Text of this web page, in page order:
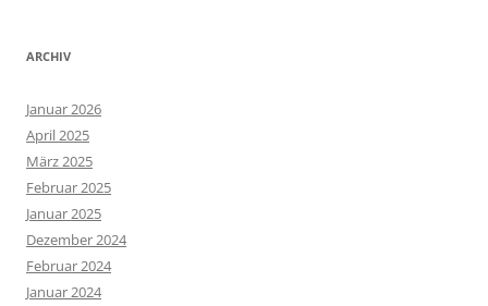
ARCHIV
Januar 2026
April 2025
März 2025
Februar 2025
Januar 2025
Dezember 2024
Februar 2024
Januar 2024